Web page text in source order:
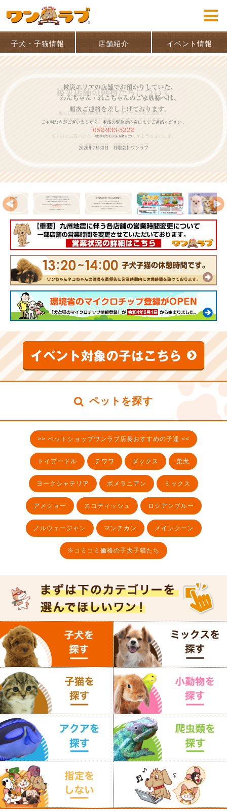
子犬・子猫情報 店舗紹介 イベント情報
ペットを探す
>> ペットショップワンラブ店長おすすめの子達 <<
トイプードル チワワ ダックス 柴犬
ヨークシャテリア ポメラニアン ミックス
アメショー スコティッシュ ロシアンブルー
ノルウェージャン マンチカン メインクーン
※コミコミ価格の子犬子猫たち